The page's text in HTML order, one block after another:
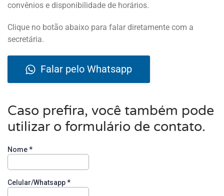
convênios e disponibilidade de horários.
Clique no botão abaixo para falar diretamente com a
secretária.
Falar pelo Whatsapp
Caso prefira, você também pode
utilizar o formulário de contato.